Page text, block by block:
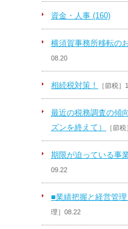
資金・人事 (160)
横須賀事務所移転の
08.20
相続税対策！ ［節税］
最近の税務調査の傾
ズンを終えて）
［節
期限が迫っている事
09.22
■業績把握と経営管
理］08.22